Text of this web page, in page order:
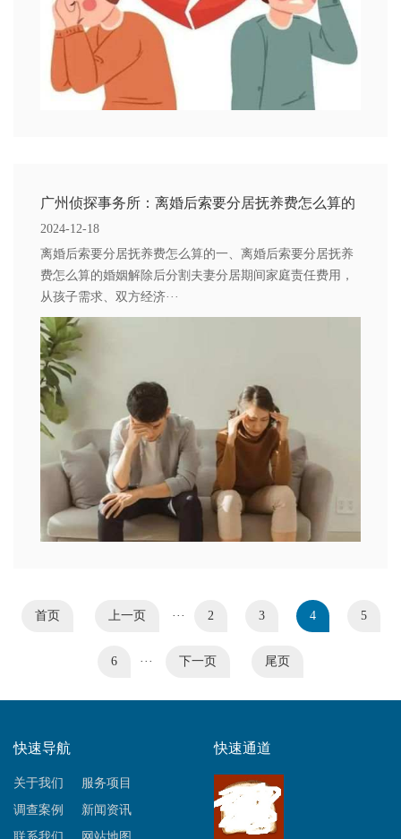
广州侦探事务所：离婚后索要分居抚养费怎么算的
2024-12-18
离婚后索要分居抚养费怎么算的一、离婚后索要分居抚养
费怎么算的婚姻解除后分割夫妻分居期间家庭责任费用，
从孩子需求、双方经济···
首页 上一页 ··· 2 3 4 5
6 ··· 下一页 尾页
快速导航
关于我们
服务项目
调查案例
新闻资讯
快速通道